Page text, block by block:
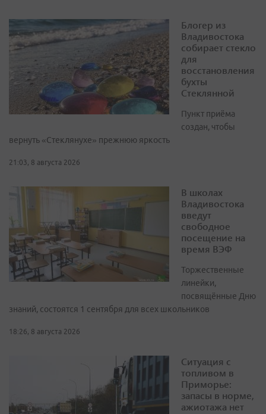
Блогер из
Владивостока
собирает стекло
для
восстановления
бухты
Стеклянной
Пункт приёма
создан, чтобы
вернуть «Стеклянухе» прежнюю яркость
21:03, 8 августа 2026
В школах
Владивостока
введут
свободное
посещение на
время ВЭФ
Торжественные
линейки,
посвящённые Дню
знаний, состоятся 1 сентября для всех школьников
18:26, 8 августа 2026
Ситуация с
топливом в
Приморье:
запасы в норме,
ажиотажа нет